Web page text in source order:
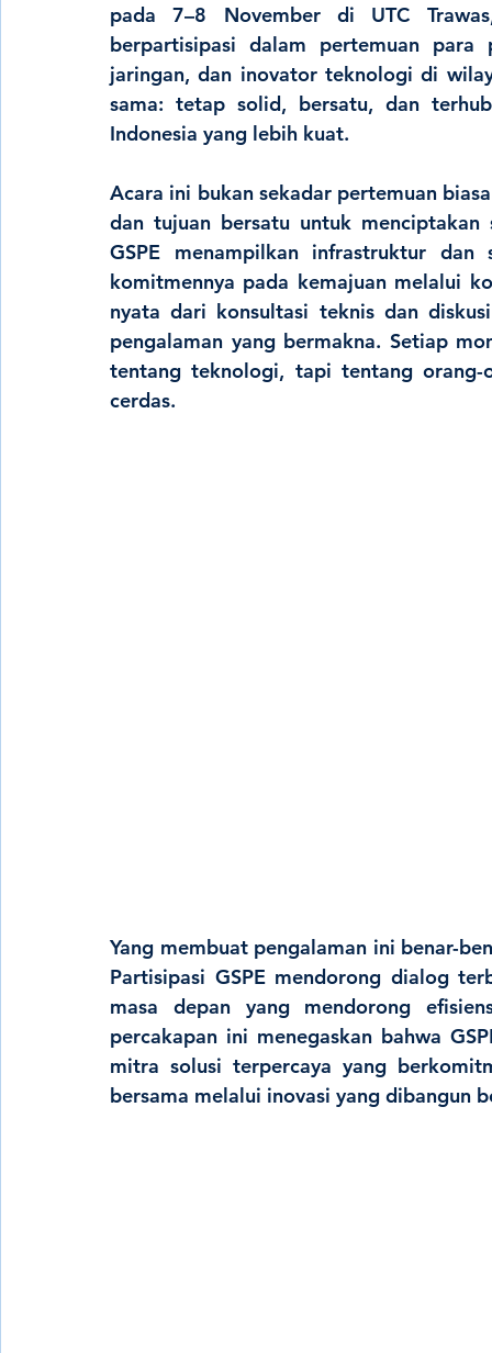
pada 7–8 November di UTC
berpartisipasi dalam pertemuan para
jaringan, dan inovator teknologi di
sama: tetap solid, bersatu, dan
Indonesia yang lebih kuat.
Acara ini bukan sekadar pertemuan
dan tujuan bersatu untuk menciptakan
GSPE menampilkan infrastruktur dan
komitmennya pada kemajuan melalui
nyata dari konsultasi teknis dan
pengalaman yang bermakna. Setiap
tentang teknologi, tapi tentang
cerdas.
Yang membuat pengalaman ini benar-
Partisipasi GSPE mendorong dialog
masa depan yang mendorong
percakapan ini menegaskan bahwa
mitra solusi terpercaya yang
bersama melalui inovasi yang dibangun